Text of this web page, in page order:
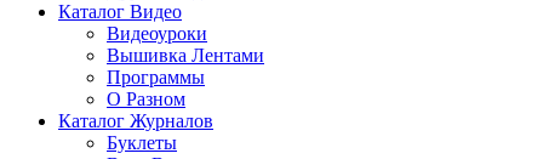
Каталог Видео
Видеоуроки
Вышивка Лентами
Программы
О Разном
Каталог Журналов
Буклеты